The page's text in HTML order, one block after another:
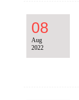
08
Aug
2022